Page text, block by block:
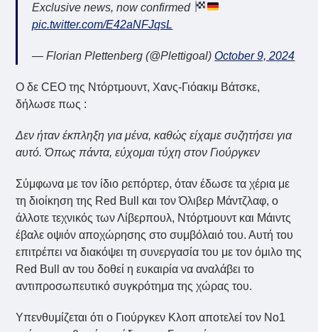
Exclusive news, now confirmed
pic.twitter.com/E42aNFJqsL
— Florian Plettenberg (@Plettigoal)October 9, 2024
Ο δε CEO της Ντόρτμουντ, Χανς-Γιόακιμ Βάτσκε,
δήλωσε πως :
Δεν ήταν έκπληξη για μένα, καθώς είχαμε συζητήσει για
αυτό. Όπως πάντα, εύχομαι τύχη στον Γιούργκεν
Σύμφωνα με τον ίδιο ρεπόρτερ, όταν έδωσε τα χέρια με
τη διοίκηση της Red Bull και τον Όλιβερ Μάντζλαφ, ο
άλλοτε τεχνικός των Λίβερπουλ, Ντόρτμουντ και Μάιντς
έβαλε οψιόν αποχώρησης στο συμβόλαιό του. Αυτή του
επιτρέπει να διακόψει τη συνεργασία του με τον όμιλο της
Red Bull αν του δοθεί η ευκαιρία να αναλάβει το
αντιπροσωπευτικό συγκρότημα της χώρας του.
Υπενθυμίζεται ότι ο Γιούργκεν Κλοπ αποτελεί τον Νο1